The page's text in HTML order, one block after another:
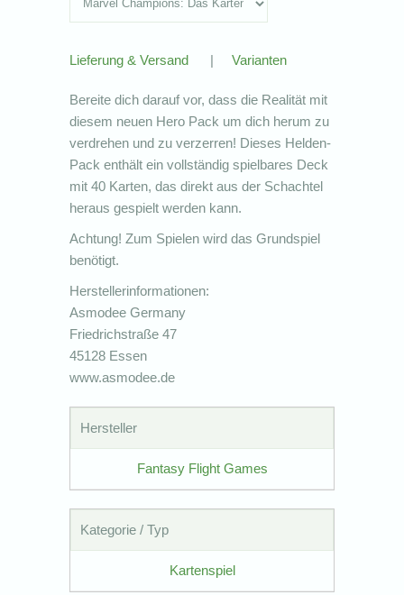
Lieferung & Versand | Varianten
Bereite dich darauf vor, dass die Realität mit
diesem neuen Hero Pack um dich herum zu
verdrehen und zu verzerren! Dieses Helden-
Pack enthält ein vollständig spielbares Deck
mit 40 Karten, das direkt aus der Schachtel
heraus gespielt werden kann.
Achtung! Zum Spielen wird das Grundspiel
benötigt.
Herstellerinformationen:
Asmodee Germany
Friedrichstraße 47
45128 Essen
www.asmodee.de
Hersteller
Fantasy Flight Games
Kategorie / Typ
Kartenspiel